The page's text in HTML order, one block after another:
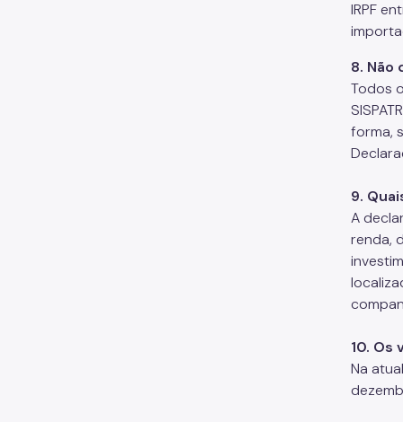
IRPF
8. Não
Todos
forma,
9.
A
renda,
10. Os
Na